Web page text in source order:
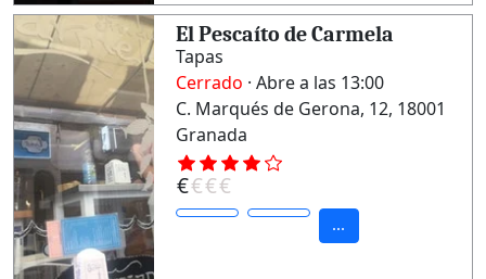
El Pescaíto de Carmela
Tapas
Cerrado · Abre a las 13:00
C. Marqués de Gerona, 12, 18001
Granada
€€€€
...